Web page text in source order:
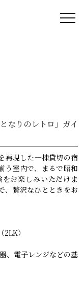
なりのレトロ」ガイ
再現した一棟貸切の宿
う室内で、まるで昭和
お楽しみいただけま
、贅沢なひとときをお
）
、電子レンジなどの基